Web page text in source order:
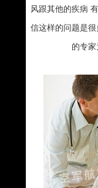
风跟其他的疾病
信这样的问题是
的专家